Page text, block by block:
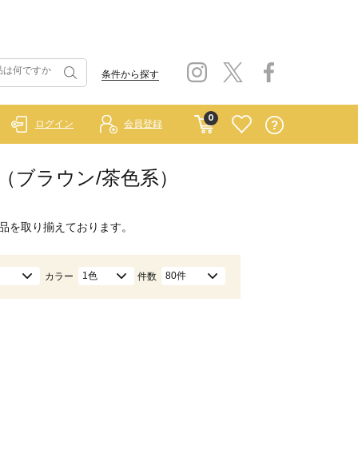
条件から探す
0
ログイン 会員登録
ブラウン/茶色系）
を取り揃えております。
カラー 1色 件数 80件